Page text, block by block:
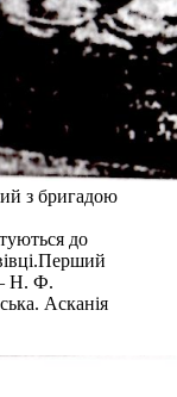
з бригадою
до
Н. Ф.
Асканія